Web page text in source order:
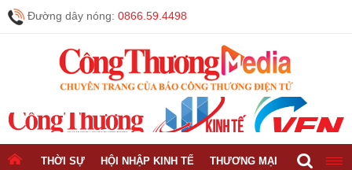
Đường dây nóng: 0866.59.4498
THỜI SỰ HỘI NHẬP KINH TẾ THƯƠNG MẠI CÔNG